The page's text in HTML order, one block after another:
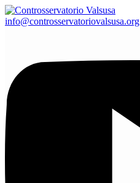
info@controsservatoriovalsusa.org